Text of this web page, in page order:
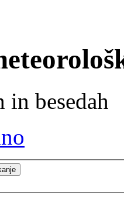
in besedah